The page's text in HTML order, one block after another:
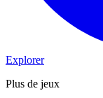
Explorer
Plus de jeux